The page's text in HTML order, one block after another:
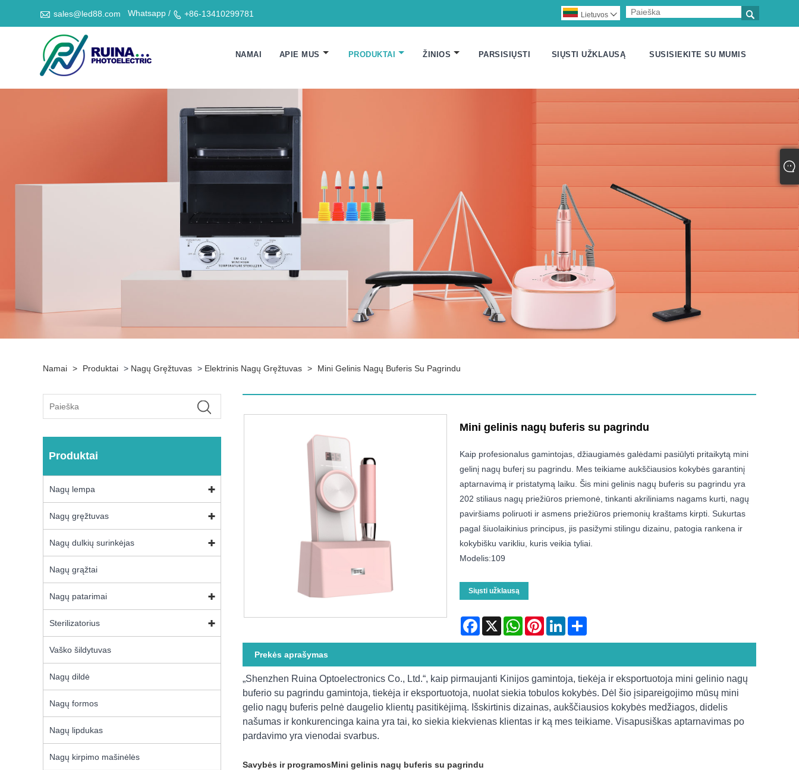
 sales@led88.com Whatsapp /  +86-13410299781 
Lietuvos 
NAMAI APIE MUS PRODUKTAI ŽINIOS PARSISIŲSTI SIŲSTI UŽKLAUSĄ SUSISIEKITE SU MUMIS
Namai > Produktai > Nagų Gręžtuvas > Elektrinis Nagų Gręžtuvas > Mini Gelinis Nagų Buferis Su Pagrindu
Produktai
Nagų lempa
Nagų gręžtuvas
Nagų dulkių surinkėjas
Nagų grąžtai
Nagų patarimai
Sterilizatorius
Vaško šildytuvas
Nagų dildė
Nagų formos
Nagų lipdukas
Nagų kirpimo mašinėlės
Mini gelinis nagų buferis su pagrindu
Kaip profesionalus gamintojas, džiaugiamės galėdami pasiūlyti pritaikytą mini
gelinį nagų buferį su pagrindu. Mes teikiame aukščiausios kokybės garantinį
aptarnavimą ir pristatymą laiku. Šis mini gelinis nagų buferis su pagrindu yra
202 stiliaus nagų priežiūros priemonė, tinkanti akriliniams nagams kurti, nagų
paviršiams poliruoti ir asmens priežiūros priemonių kraštams kirpti. Sukurtas
pagal šiuolaikinius principus, jis pasižymi stilingu dizainu, patogia rankena ir
kokybišku varikliu, kuris veikia tyliai.
Modelis:109
Siųsti užklausą
Facebook
X WhatsAppPinterestLinkedInShare
Prekės aprašymas
„Shenzhen Ruina Optoelectronics Co., Ltd.“, kaip pirmaujanti Kinijos gamintoja, tiekėja ir eksportuotoja mini gelinio nagų
buferio su pagrindu gamintoja, tiekėja ir eksportuotoja, nuolat siekia tobulos kokybės. Dėl šio įsipareigojimo mūsų mini
gelio nagų buferis pelnė daugelio klientų pasitikėjimą. Išskirtinis dizainas, aukščiausios kokybės medžiagos, didelis
našumas ir konkurencinga kaina yra tai, ko siekia kiekvienas klientas ir ką mes teikiame. Visapusiškas aptarnavimas po
pardavimo yra vienodai svarbus.
Savybės ir programosMini gelinis nagų buferis su pagrindu